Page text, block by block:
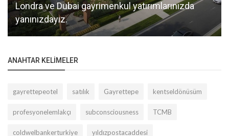
Londra ve Dubai gayrimenkul yatırımlarınızda
yanınızdayız.
ANAHTAR KELIMELER
gayrettepeotel satılık Gayrettepe kentseldönüsüm
profesyonelemlakçı subconsciousness TCMB
coldwelbankerturkiye yıldızpostacaddesi